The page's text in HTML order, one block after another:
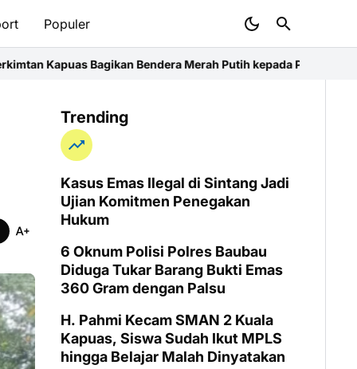
Populer
Bendera Merah Putih kepada Pengendara30 Petani
Trending
Kasus Emas Ilegal di Sintang Jadi
Ujian Komitmen Penegakan
Hukum
6 Oknum Polisi Polres Baubau
Diduga Tukar Barang Bukti Emas
360 Gram dengan Palsu
H. Pahmi Kecam SMAN 2 Kuala
Kapuas, Siswa Sudah Ikut MPLS
hingga Belajar Malah Dinyatakan